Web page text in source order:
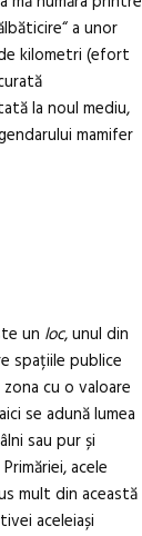
a unor
kilometri (efort
la noul mediu,
mamifer
un loc, unul din
spațiile publice
cu o valoare
se adună lumea
sau pur și
acele
mult din această
aceleiași